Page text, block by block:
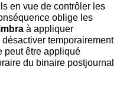
en vue de contrôler les
oblige les
à appliquer
temporairement
peut être appliqué
du binaire postjournal